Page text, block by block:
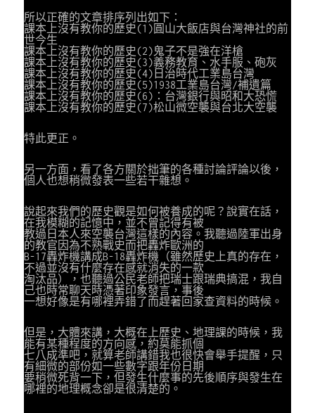
所以正確的文章排序列出如下：
課本上沒有教你的歷史(1)圓山大飯店與台灣神社的前
世今生
課本上沒有教你的歷史(2)鬼子不是強在洋槍
課本上沒有教你的歷史(3)義務教育、水手服、砲灰
課本上沒有教你的歷史(4)日治時代工業島台灣
課本上沒有教你的歷史(5)1938工業島台灣/補遺篇
課本上沒有教你的歷史(6)：台灣銀行與昭和大恐慌
課本上沒有教你的歷史(7)松山微空襲與台北大空襲
特此更正。
另一方面，看了各方關於拙筆的各種討論評論以後，
個人也想稍微發表一些若干雜想。
說起來我們的歷史觀是如何被養成的呢？說實在話，
在我模糊的記憶中，並不曾記得有被
教過日本人來空襲台灣這樣的內容。我聽過陸軍出身
的教官因為不熟戰史而把轟炸歐洲的
B-17轟炸機講成B-18轟炸機（雖然歷史上真的存在，
不過並沒有什麼存在感就消失的一款
淘汰品），也聽過公民老師把瑞士跟瑞典搞混，我自
己也時常聊天時憑著印象發言，事後
一想好像是有哪裡弄錯了而趕著回家查資料的時候。
但是，大體來講，大概在上歷史、地理課的時候，我
能有某種程度的方向感，約莫能抓個
七八成準吧，就算老師講錯我也很快會舉手提醒，只
有細微的部份如一些數字跟年份日期
要稍微死背一下，但發生什麼事的先後順序與發生在
哪裡的地理概念卻是很清楚的。